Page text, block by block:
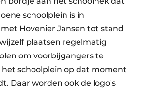
schoolplein is in
Hovenier Jansen tot stand
plaatsen regelmatig
om voorbijgangers te
schoolplein op dat moment
Daar worden ook de logo’s